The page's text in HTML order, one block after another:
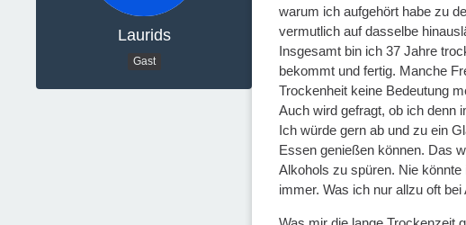
Laurids
Gast
warum ich aufgehört habe zu
vermutlich auf dasselbe
Insgesamt bin ich 37 Jahre
bekommt und fertig. Manche
Trockenheit keine Bedeutung
Auch wird gefragt, ob ich denn
Ich würde gern ab und zu ein
Essen genießen können. Das
Alkohols zu spüren. Nie
immer. Was ich nur allzu oft